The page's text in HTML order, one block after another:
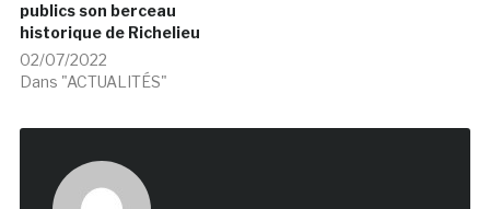
publics son berceau
historique de Richelieu
02/07/2022
Dans "ACTUALITÉS"